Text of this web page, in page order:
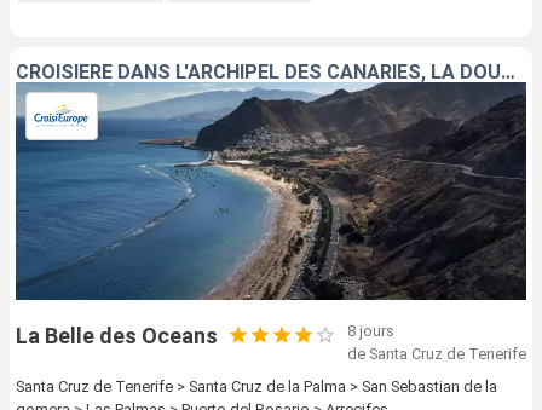
CROISIÈRE DANS L'ARCHIPEL DES CANARIES, LA DOUCEUR D'UN ÉTERNEL PRINTEMPS
La Belle des Oceans
8 jours
de Santa Cruz de Tenerife
Santa Cruz de Tenerife > Santa Cruz de la Palma > San Sebastian de la